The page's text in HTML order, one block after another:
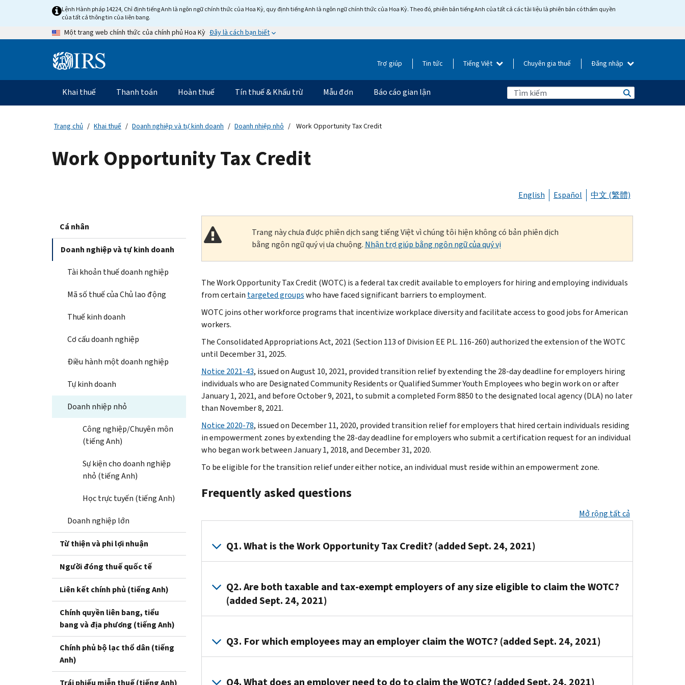
content
Lệnh Hành pháp 14224, Chỉ định tiếng Anh là ngôn ngữ chính thức của Hoa Kỳ, quy định tiếng Anh là ngôn ngữ chính thức của Hoa Kỳ. Theo đó, phiên bản tiếng Anh của tất cả các tài liệu là phiên bản có thẩm quyền
của tất cả thông tin của liên bang.
Một trang web chính thức của chính phủ Hoa Kỳ Đây là cách bạn biết
Information Trợ giúp Tin tức Tiếng Việt Chuyên gia thuế Đăng nhập
Điều
hướng
chính
Khai thuế Thanh toán Hoàn thuế Tín thuế & Khấu trừ Mẫu đơn Báo cáo gian lận
Trang chủ Khai thuế Doanh nghiệp và tự kinh doanh Doanh nhiệp nhỏ Work Opportunity Tax Credit
Work Opportunity Tax Credit
English Español 中文 (繁體)
Cá nhân
Doanh nghiệp và tự kinh doanh
Tài khoản thuế doanh nghiệp
Mã số thuế của Chủ lao động
Thuế kinh doanh
Cơ cấu doanh nghiệp
Điều hành một doanh nghiệp
Tự kinh doanh
Doanh nhiệp nhỏ
Công nghiệp/Chuyên môn
(tiếng Anh)
Sự kiện cho doanh nghiệp
nhỏ (tiếng Anh)
Học trực tuyến (tiếng Anh)
Doanh nghiệp lớn
Từ thiện và phi lợi nhuận
Người đóng thuế quốc tế
Liên kết chính phủ (tiếng Anh)
Chính quyền liên bang, tiểu
bang và địa phương (tiếng Anh)
Chính phủ bộ lạc thổ dân (tiếng
Anh)
Trái phiếu miễn thuế (tiếng Anh)
Trang này chưa được phiên dịch sang tiếng Việt vì chúng tôi hiện không có bản phiên dịch
bằng ngôn ngữ quý vị ưa chuộng. Nhận trợ giúp bằng ngôn ngữ của quý vị
The Work Opportunity Tax Credit (WOTC) is a federal tax credit available to employers for hiring and employing individuals
from certain targeted groupswho have faced significant barriers to employment.
WOTC joins other workforce programs that incentivize workplace diversity and facilitate access to good jobs for American
workers.
The Consolidated Appropriations Act, 2021 (Section 113 of Division EE P.L. 116-260) authorized the extension of the WOTC
until December 31, 2025.
Notice 2021-43, issued on August 10, 2021, provided transition relief by extending the 28-day deadline for employers hiring
individuals who are Designated Community Residents or Qualified Summer Youth Employees who begin work on or after
January 1, 2021, and before October 9, 2021, to submit a completed Form 8850 to the designated local agency (DLA) no later
than November 8, 2021.
Notice 2020-78, issued on December 11, 2020, provided transition relief for employers that hired certain individuals residing
in empowerment zones by extending the 28-day deadline for employers who submit a certification request for an individual
who began work between January 1, 2018, and December 31, 2020.
To be eligible for the transition relief under either notice, an individual must reside within an empowerment zone.
Frequently asked questions
Mở rộng tất cả
Q1. What is the Work Opportunity Tax Credit? (added Sept. 24, 2021)
The
Work
Opportunity
or
WOTC,
a
Q2. Are both taxable and tax-exempt employers of any size eligible to claim the WOTC?
(added Sept. 24, 2021)
Employers
Q3. For which employees may an employer claim the WOTC? (added Sept. 24, 2021)
An
Q4. What does an employer need to do to claim the WOTC? (added Sept. 24, 2021)